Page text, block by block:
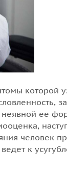
которой
ее
человек
к